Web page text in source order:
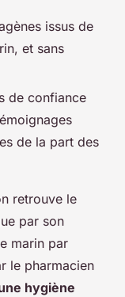
issus de
et sans
de confiance
de la part des
retrouve le
par son
marin par
le pharmacien
hygiène